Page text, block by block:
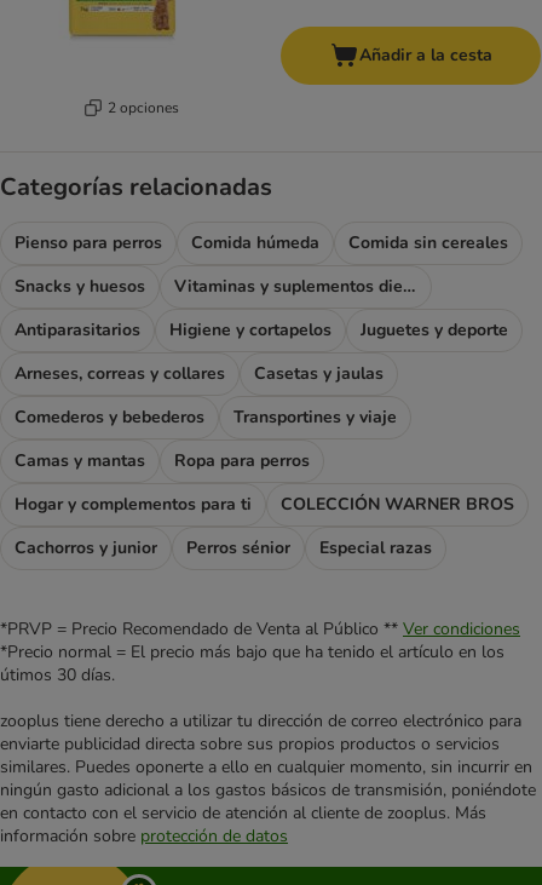
2 opciones
Añadir a la cesta
Categorías relacionadas
Pienso para perros Comida húmeda
Comida sin cereales
Snacks y huesos
Vitaminas y suplementos dietéticos
Antiparasitarios
Higiene y cortapelos
Juguetes y deporte
Arneses, correas y collares
Casetas y jaulas
Comederos y bebederos
Transportines y viaje
Camas y mantas
Ropa para perros
Hogar y complementos para ti
COLECCIÓN WARNER BROS
Cachorros y junior
Perros sénior Especial razas
*PRVP = Precio Recomendado de Venta al Público ** Ver condiciones
*Precio normal = El precio más bajo que ha tenido el artículo en los
útimos 30 días.
zooplus tiene derecho a utilizar tu dirección de correo electrónico para
enviarte publicidad directa sobre sus propios productos o servicios
similares. Puedes oponerte a ello en cualquier momento, sin incurrir en
ningún gasto adicional a los gastos básicos de transmisión, poniéndote
en contacto con el servicio de atención al cliente de zooplus. Más
información sobre protección de datos